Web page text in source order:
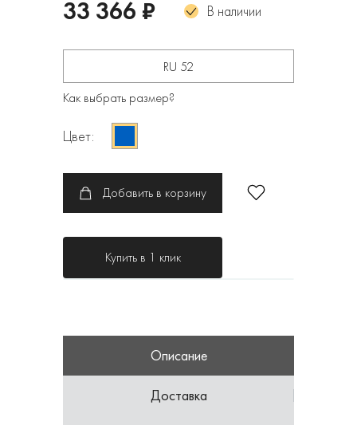
33 366 ₽ В наличии
RU 52
Как выбрать размер?
Цвет:
Добавить в корзину
Купить в 1 клик
Описание
Доставка